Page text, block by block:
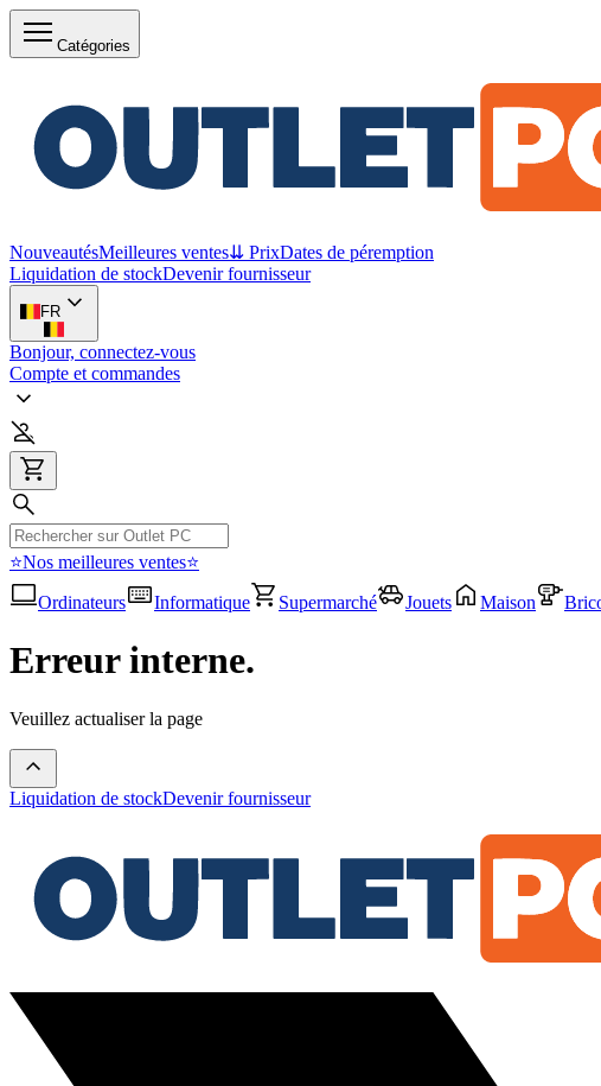
Catégories
NouveautésMeilleures ventes⇊ PrixDates de péremption
Liquidation de stockDevenir fournisseur
FR
Bonjour, connectez-vous
Compte et commandes
⭐Nos meilleures ventes⭐
Ordinateurs
Informatique Supermarché Jouets Maison
Erreur interne.
Veuillez actualiser la page
Liquidation de stockDevenir fournisseur